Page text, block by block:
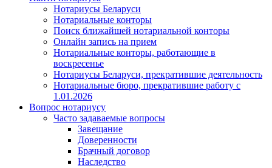
Нотариусы Беларуси
Нотариальные конторы
Поиск ближайшей нотариальной конторы
Онлайн запись на прием
Нотариальные конторы, работающие в
воскресенье
Нотариусы Беларуси, прекратившие деятельность
Нотариальные бюро, прекратившие работу с
1.01.2026
Вопрос нотариусу
Часто задаваемые вопросы
Завещание
Доверенности
Брачный договор
Наследство